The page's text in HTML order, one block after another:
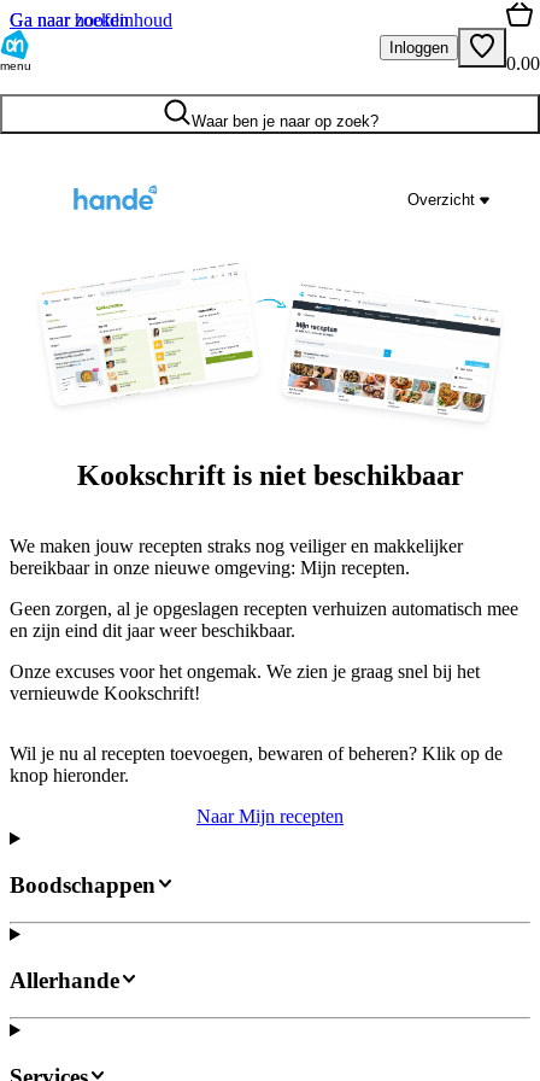
Ga naar hoofdinhoud
Ga naar zoeken
menu
Inloggen
0.00
Waar ben je naar op zoek?
Overzicht
Kookschrift is niet beschikbaar
We maken jouw recepten straks nog veiliger en makkelijker
bereikbaar in onze nieuwe omgeving: Mijn recepten.
Geen zorgen, al je opgeslagen recepten verhuizen automatisch mee
en zijn eind dit jaar weer beschikbaar.
Onze excuses voor het ongemak. We zien je graag snel bij het
vernieuwde Kookschrift!
Wil je nu al recepten toevoegen, bewaren of beheren? Klik op de
knop hieronder.
Naar Mijn recepten
Boodschappen
Allerhande